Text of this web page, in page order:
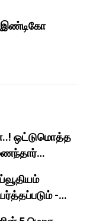
இண்டிகோ
ஒட்டுமொத்த
-